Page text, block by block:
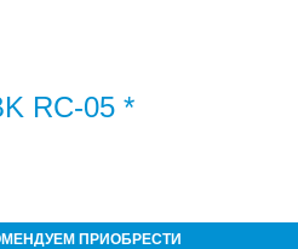
RC-05 *
ПРИОБРЕСТИ